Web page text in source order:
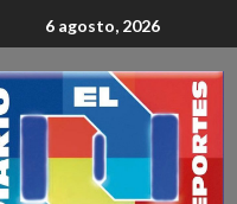
6 agosto, 2026